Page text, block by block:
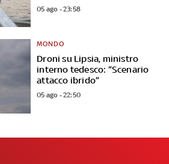
05 ago - 23:58
Droni su Lipsia, ministro
interno tedesco: “Scenario
attacco ibrido”
MONDO
05 ago - 22:50